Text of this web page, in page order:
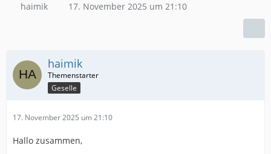
haimik 17. November 2025 um 21:10
haimik
Geselle
17. November 2025 um 21:10
Hallo zusammen,